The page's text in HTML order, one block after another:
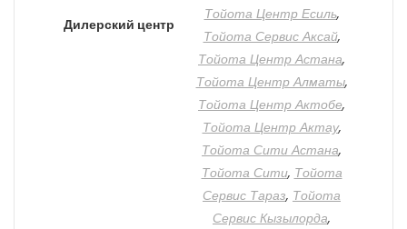
Дилерский центр
Тойота Центр Есиль,
Тойота Сервис Аксай,
Тойота Центр Астана,
Тойота Центр Алматы,
Тойота Центр Актобе,
Тойота Центр Актау,
Тойота Сити Астана,
Тойота Сити, Тойота
Сервис Тараз, Тойота
Сервис Кызылорда,